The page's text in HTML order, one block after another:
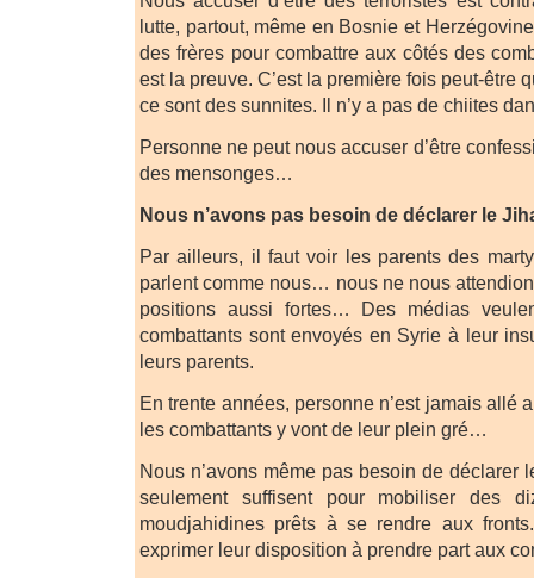
lutte, partout, même en Bosnie et
des frères pour combattre aux côtés des
est la preuve. C’est la première fois peut-être
ce sont des sunnites. Il n’y a pas de chiites
Personne ne peut nous accuser d’être
des mensonges…
Nous n’avons pas besoin de déclarer le
Par ailleurs, il faut voir les parents des
parlent comme nous… nous ne nous
positions aussi fortes… Des médias
combattants sont envoyés en Syrie à leur
leurs parents.
En trente années, personne n’est jamais allé
les combattants y vont de leur plein gré…
Nous n’avons même pas besoin de déclarer
seulement suffisent pour mobiliser des
moudjahidines prêts à se rendre aux
exprimer leur disposition à prendre part aux